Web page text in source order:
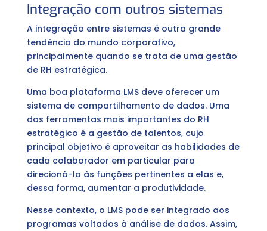
Integração com outros sistemas
A integração entre sistemas é outra grande
tendência do mundo corporativo,
principalmente quando se trata de uma gestão
de RH estratégica.
Uma boa plataforma LMS deve oferecer um
sistema de compartilhamento de dados. Uma
das ferramentas mais importantes do RH
estratégico é a gestão de talentos, cujo
principal objetivo é aproveitar as habilidades de
cada colaborador em particular para
direcioná-lo às funções pertinentes a elas e,
dessa forma, aumentar a produtividade.
Nesse contexto, o LMS pode ser integrado aos
programas voltados à análise de dados. Assim,